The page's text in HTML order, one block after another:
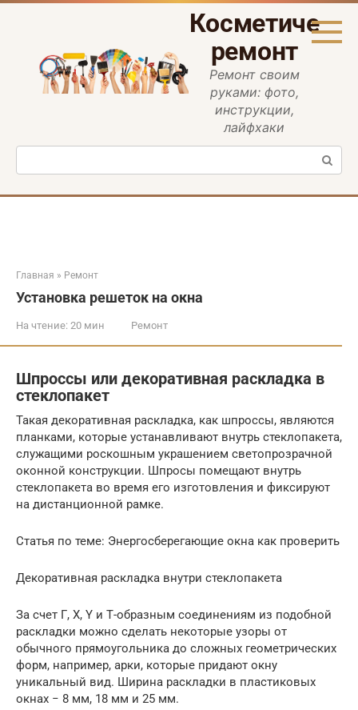
Перейти
ремонт
Ремонт своим
руками: фото,
инструкции,
лайфхаки
Поиск:
Главная » Ремонт
Установка решеток на окна
На чтение: 20 мин Ремонт
Шпроссы или декоративная раскладка в
стеклопакет
Такая декоративная раскладка, как шпроссы, являются
планками, которые устанавливают внутрь стеклопакета,
служащими роскошным украшением светопрозрачной
оконной конструкции. Шпросы помещают внутрь
стеклопакета во время его изготовления и фиксируют
на дистанционной рамке.
Статья по теме: Энергосберегающие окна как проверить
Декоративная раскладка внутри стеклопакета
За счет Г, Х, Y и Т-образным соединениям из подобной
раскладки можно сделать некоторые узоры от
обычного прямоугольника до сложных геометрических
форм, например, арки, которые придают окну
уникальный вид. Ширина раскладки в пластиковых
окнах − 8 мм, 18 мм и 25 мм.